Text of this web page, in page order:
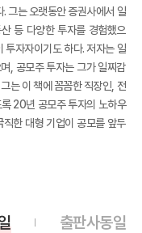
그는 오랫동안 증권사에서 일
등 다양한 투자를 경험했으
투자자이기도 하다. 저자는 일
, 공모주 투자는 그가 일찌감
는 이 책에 꼼꼼한 직장인, 전
20년 공모주 투자의 노하우
한 대형 기업이 공모를 앞두
출판사동일